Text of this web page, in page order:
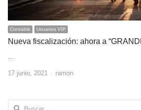
Contable Usuarios VIP
Nueva fiscalización: ahora a
…
17 junio, 2021 Author
ramon
Buscar: